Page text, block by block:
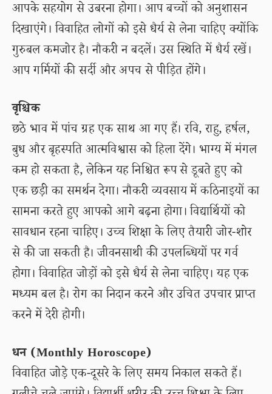
आपके सहयोग से उबरना होगा। आप बच्चों को अनुशासन
दिखाएंगे। विवाहित लोगों को इसे धैर्य से लेना चाहिए क्योंकि
गुरुबल कमजोर है। नौकरी न बदलें। उस स्थिति में धैर्य रखें।
आप गर्मियों की सर्दी और अपच से पीड़ित होंगे।
वृश्चिक
छठे भाव में पांच ग्रह एक साथ आ गए हैं। रवि, राहु, हर्षल,
बुध और बृहस्पति आत्मविश्वास को हिला देंगे। भाग्य में मंगल
कम हो सकता है, लेकिन यह निश्चित रूप से डूबते हुए को
एक छड़ी का समर्थन देगा। नौकरी व्यवसाय में कठिनाइयों का
सामना करते हुए आपको आगे बढ़ना होगा। विद्यार्थियों को
सावधान रहना चाहिए। उच्च शिक्षा के लिए तैयारी जोर-शोर
से की जा सकती है। जीवनसाथी की उपलब्धियों पर गर्व
होगा। विवाहित जोड़ों को इसे धैर्य से लेना चाहिए। यह एक
मध्यम बल है। रोग का निदान करने और उचित उपचार प्राप्त
करने में देरी होगी।
धन (Monthly Horoscope)
विवाहित जोड़े एक-दूसरे के लिए समय निकाल सकते हैं।